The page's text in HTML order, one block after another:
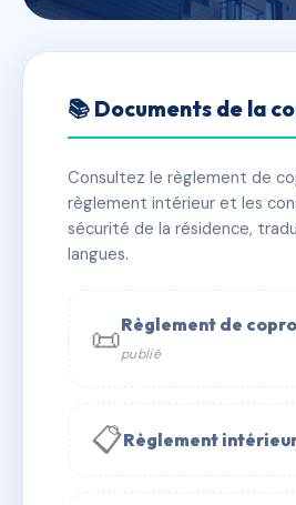
LADY BLUE
✓ Immatriculée 🏠 19 lots
📞 Contacter Syndic Digital
📚 Documents de la
Consultez le règlement de
règlement intérieur et les
sécurité de la résidence,
langues.
📜Règlement de
publié
📋Règlement